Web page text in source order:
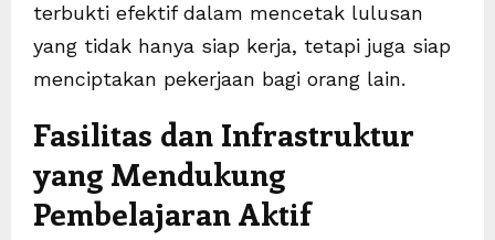
terbukti efektif dalam mencetak lulusan
yang tidak hanya siap kerja, tetapi juga siap
menciptakan pekerjaan bagi orang lain.
Fasilitas dan Infrastruktur
yang Mendukung
Pembelajaran Aktif